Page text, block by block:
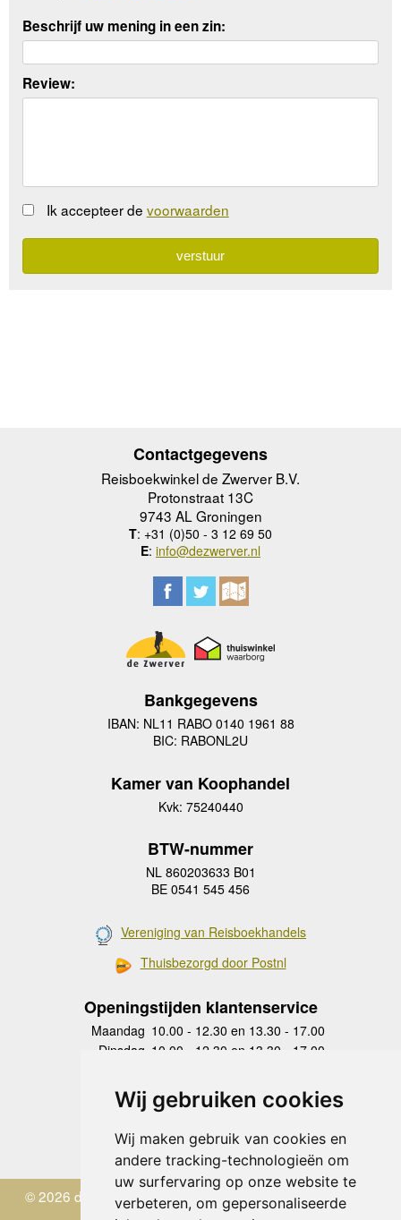
Wij gebruiken cookies
Wij maken gebruik van cookies en
andere tracking-technologieën om
uw surfervaring op onze website te
verbeteren, om gepersonaliseerde
Beschrijf uw mening in een zin:
Review:
Ik accepteer de voorwaarden
Contactgegevens
Reisboekwinkel de Zwerver B.V.
Protonstraat 13C
9743 AL Groningen
T: +31 (0)50 - 3 12 69 50
E: info@dezwerver.nl
Bankgegevens
IBAN: NL11 RABO 0140 1961 88
BIC: RABONL2U
Kamer van Koophandel
Kvk: 75240440
BTW-nummer
NL 860203633 B01
BE 0541 545 456
Vereniging van Reisboekhandels
Thuisbezorgd door Postnl
Openingstijden klantenservice
Maandag 10.00 - 12.30 en 13.30 - 17.00
Dinsdag 10.00 - 12.30 en 13.30 - 17.00
Donderdag
10.00 - 12.30 en 13.30 - 17.00
Vrijdag 10.00 - 12.30 en 13.30 - 17.00
Zaterdag
gesloten
Zondag gesloten
© 2026 de Zwerver